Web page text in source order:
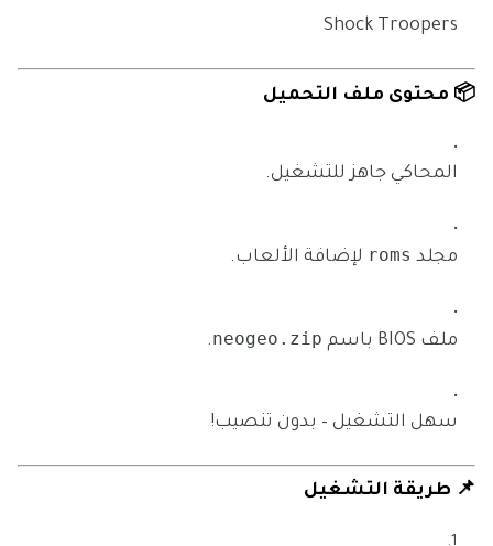
Shock Troopers
📦 محتوى ملف التحميل
المحاكي جاهز للتشغيل.
مجلد roms لإضافة الألعاب.
ملف BIOS باسم neogeo.zip
.
سهل التشغيل – بدون تنصيب!
📌 طريقة التشغيل